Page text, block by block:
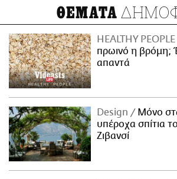
ΘΕΜΑΤΑ
HEALTHY PEOPLE
πρωινό η βρόμη;
απαντά
Design
Μόνο
υπέροχα σπίτια
Ζιβανσί